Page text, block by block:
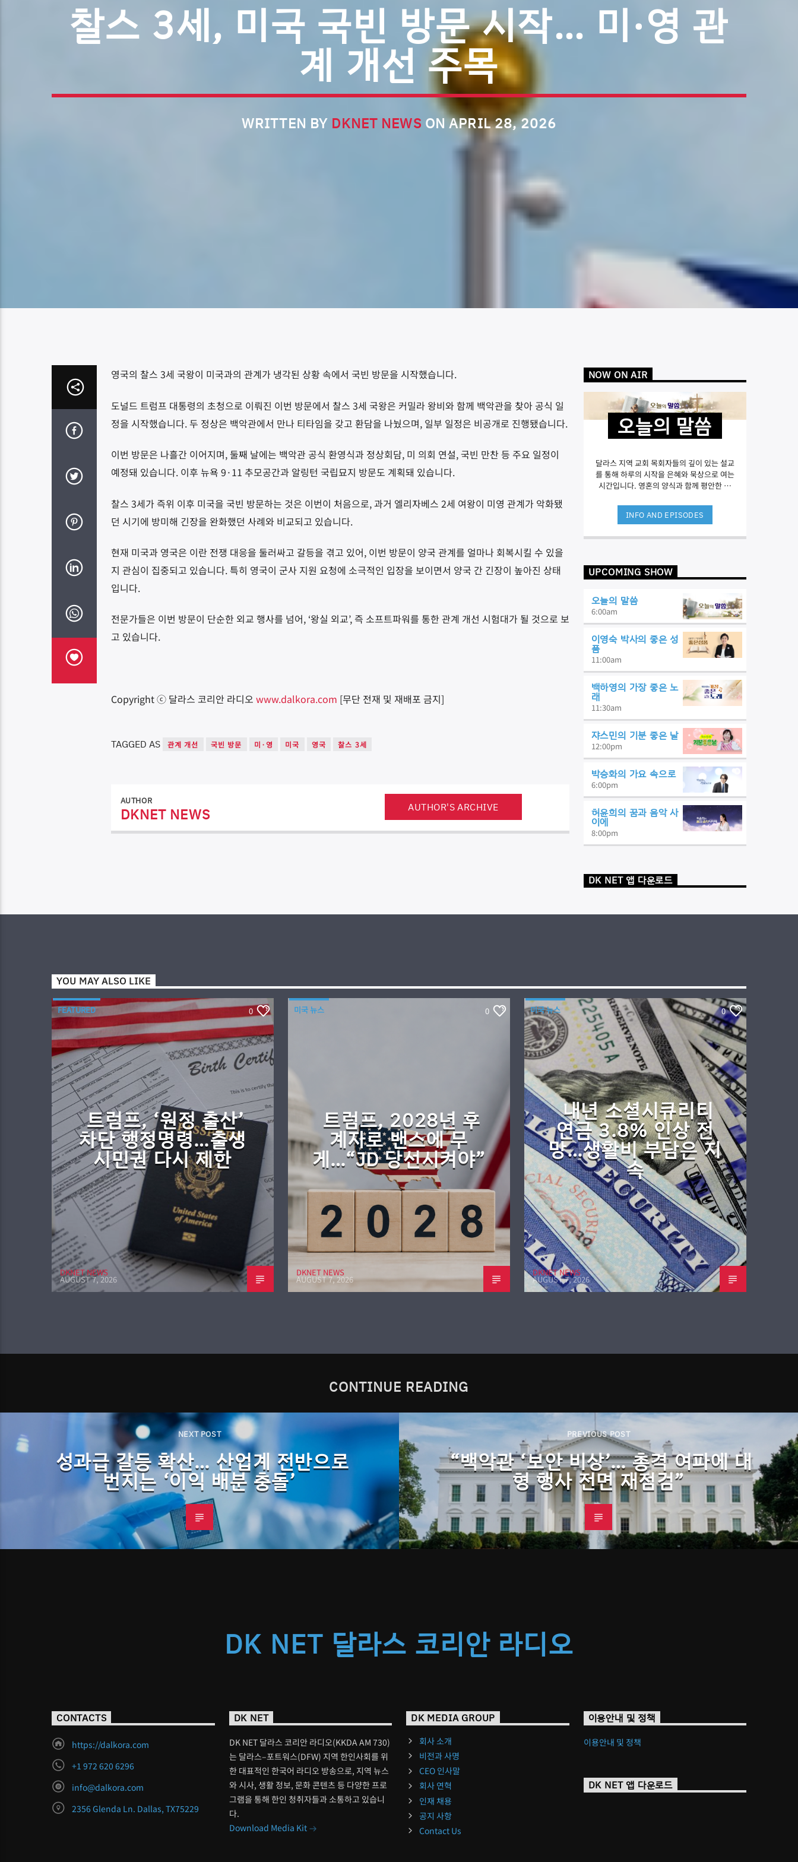
찰스 3세, 미국 국빈 방문 시작… 미·영 관
계 개선 주목
WRITTEN BY DKNET NEWS ON APRIL 28, 2026
영국의 찰스 3세 국왕이 미국과의 관계가 냉각된 상황 속에서 국빈 방문을 시작했습니다.
도널드 트럼프 대통령의 초청으로 이뤄진 이번 방문에서 찰스 3세 국왕은 커밀라 왕비와 함께 백악관을 찾아 공식 일
정을 시작했습니다. 두 정상은 백악관에서 만나 티타임을 갖고 환담을 나눴으며, 일부 일정은 비공개로 진행됐습니다.
이번 방문은 나흘간 이어지며, 둘째 날에는 백악관 공식 환영식과 정상회담, 미 의회 연설, 국빈 만찬 등 주요 일정이
예정돼 있습니다. 이후 뉴욕 9·11 추모공간과 알링턴 국립묘지 방문도 계획돼 있습니다.
찰스 3세가 즉위 이후 미국을 국빈 방문하는 것은 이번이 처음으로, 과거 엘리자베스 2세 여왕이 미영 관계가 악화됐
던 시기에 방미해 긴장을 완화했던 사례와 비교되고 있습니다.
현재 미국과 영국은 이란 전쟁 대응을 둘러싸고 갈등을 겪고 있어, 이번 방문이 양국 관계를 얼마나 회복시킬 수 있을
지 관심이 집중되고 있습니다. 특히 영국이 군사 지원 요청에 소극적인 입장을 보이면서 양국 간 긴장이 높아진 상태
입니다.
전문가들은 이번 방문이 단순한 외교 행사를 넘어, ‘왕실 외교’, 즉 소프트파워를 통한 관계 개선 시험대가 될 것으로 보
고 있습니다.
Copyright ⓒ 달라스 코리안 라디오 www.dalkora.com [무단 전재 및 재배포 금지]
TAGGED AS 관계 개선 국빈 방문 미·영 미국 영국 찰스 3세
AUTHOR
DKNET NEWS AUTHOR'S ARCHIVE
NOW ON AIR
오늘의 말씀
달라스 지역 교회 목회자들의 깊이 있는 설교
를 통해 하루의 시작을 은혜와 묵상으로 여는
시간입니다. 영혼의 양식과 함께 평안한 아
INFO AND EPISODES
UPCOMING SHOW
오늘의 말씀
6:00am
이영숙 박사의 좋은 성
품
11:00am
백하영의 가장 좋은 노
래
11:30am
쟈스민의 기분 좋은 날
12:00pm
박승화의 가요 속으로
6:00pm
허윤희의 꿈과 음악 사
이에
8:00pm
DK NET 앱 다운로드
YOU MAY ALSO LIKE
FEATURED 0
트럼프, ‘원정 출산’
차단 행정명령…출생
시민권 다시 제한
DKNET NEWS
AUGUST 7, 2026
미국 뉴스 0
트럼프, 2028년 후
계자로 밴스에 무
게…“JD 당선시켜야”
DKNET NEWS
AUGUST 7, 2026
미국 뉴스 0
내년 소셜시큐리티
연금 3.8% 인상 전
망…생활비 부담은 지
속
DKNET NEWS
AUGUST 7, 2026
CONTINUE READING
NEXT POST
성과급 갈등 확산… 산업계 전반으로
번지는 ‘이익 배분 충돌’
PREVIOUS POST
“백악관 ‘보안 비상’… 총격 여파에 대
형 행사 전면 재점검”
DK NET 달라스 코리안 라디오
CONTACTS
https://dalkora.com
+1 972 620 6296
info@dalkora.com
2356 Glenda Ln. Dallas, TX75229
DK NET
DK NET 달라스 코리안 라디오(KKDA AM 730)
는 달라스–포트워스(DFW) 지역 한인사회를 위
한 대표적인 한국어 라디오 방송으로, 지역 뉴스
와 시사, 생활 정보, 문화 콘텐츠 등 다양한 프로
그램을 통해 한인 청취자들과 소통하고 있습니
다.
Download Media Kit
DK MEDIA GROUP
회사 소개
비전과 사명
CEO 인사말
회사 연혁
인재 채용
공지 사항
Contact Us
이용안내 및 정책
이용안내 및 정책
DK NET 앱 다운로드